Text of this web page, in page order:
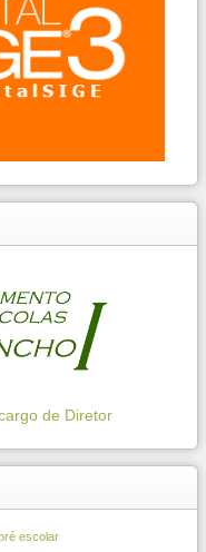
de Diretor
escolar